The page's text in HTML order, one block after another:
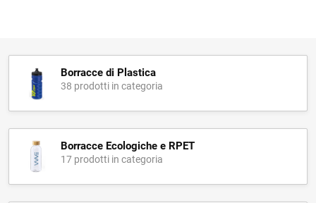
Borracce di Plastica
38 prodotti in categoria
Borracce Ecologiche e RPET
17 prodotti in categoria